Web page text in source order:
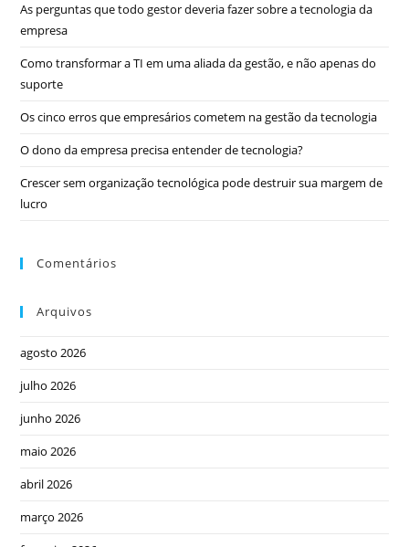
As perguntas que todo gestor deveria fazer sobre a tecnologia da
empresa
Como transformar a TI em uma aliada da gestão, e não apenas do
suporte
Os cinco erros que empresários cometem na gestão da tecnologia
O dono da empresa precisa entender de tecnologia?
Crescer sem organização tecnológica pode destruir sua margem de
lucro
Comentários
Arquivos
agosto 2026
julho 2026
junho 2026
maio 2026
abril 2026
março 2026